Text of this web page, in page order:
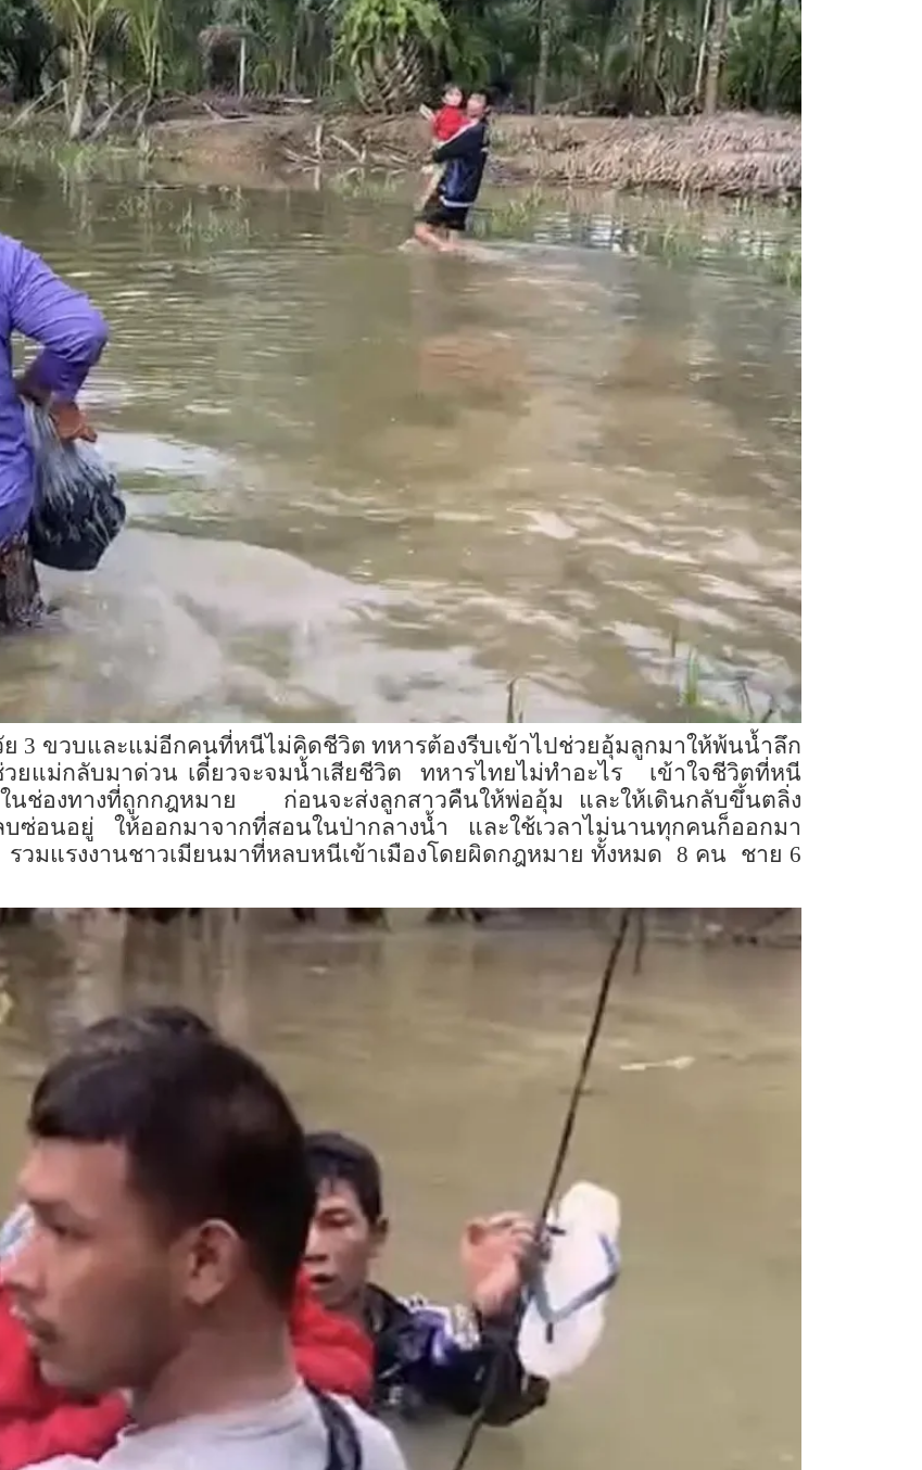
3 ขวบและแม่อีกคนที่หนีไม่คิดชีวิต ทหารต้องรีบเข้าไปช่วยอุ้มลูกมาให้พ้นน้ำลึก
ยแม่กลับมาด่วน เดี๋ยวจะจมน้ำเสียชีวิต ทหารไทยไม่ทำอะไร เข้าใจชีวิตที่หนี
นช่องทางที่ถูกกฎหมาย ก่อนจะส่งลูกสาวคืนให้พ่ออุ้ม และให้เดินกลับขึ้นตลิ่ง
บซ่อนอยู่ ให้ออกมาจากที่สอนในป่ากลางน้ำ และใช้เวลาไม่นานทุกคนก็ออกมา
วมแรงงานชาวเมียนมาที่หลบหนีเข้าเมืองโดยผิดกฎหมาย ทั้งหมด 8 คน ชาย 6